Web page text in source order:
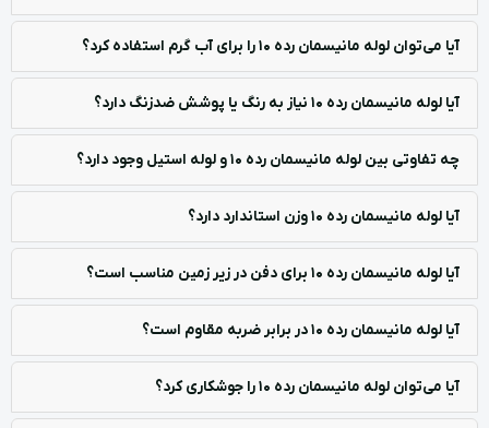
آیا می‌توان لوله مانیسمان رده 10 را برای آب گرم استفاده کرد؟
آیا لوله مانیسمان رده 10 نیاز به رنگ یا پوشش ضدزنگ دارد؟
چه تفاوتی بین لوله مانیسمان رده 10 و لوله استیل وجود دارد؟
آیا لوله مانیسمان رده 10 وزن استاندارد دارد؟
آیا لوله مانیسمان رده 10 برای دفن در زیر زمین مناسب است؟
آیا لوله مانیسمان رده 10 در برابر ضربه مقاوم است؟
آیا می‌توان لوله مانیسمان رده 10 را جوشکاری کرد؟